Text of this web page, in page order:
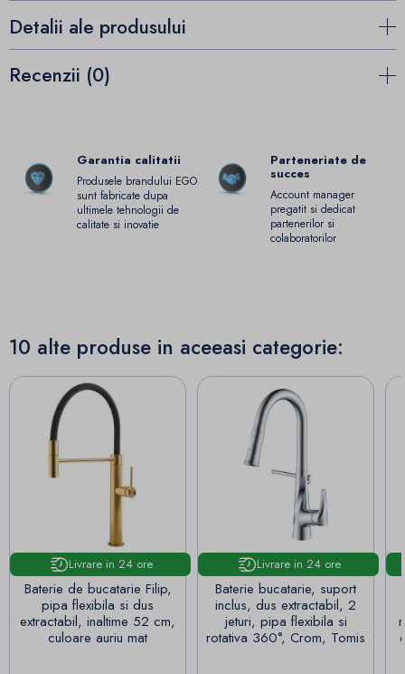
Detalii ale produsului
Recenzii (0)
Garantia calitatii
Produsele brandului EGO
sunt fabricate dupa
ultimele tehnologii de
calitate si inovatie
Parteneriate de
succes
Account manager
pregatit si dedicat
partenerilor si
colaboratorilor
10 alte produse in aceeasi categorie:
Livrare in 24 ore
Baterie de bucatarie Filip,
pipa flexibila si dus
extractabil, inaltime 52 cm,
culoare auriu mat
Livrare in 24 ore
Baterie bucatarie, suport
inclus, dus extractabil, 2
jeturi, pipa flexibila si
rotativa 360°, Crom, Tomis